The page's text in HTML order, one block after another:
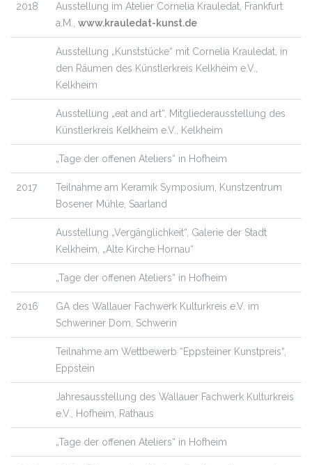
2018
Ausstellung im Atelier Cornelia Krauledat, Frankfurt
a.M., www.krauledat-kunst.de
Ausstellung „Kunststücke“ mit Cornelia Krauledat, in
den Räumen des Künstlerkreis Kelkheim e.V.,
Kelkheim
Ausstellung „eat and art“, Mitgliederausstellung des
Künstlerkreis Kelkheim e.V., Kelkheim
„Tage der offenen Ateliers“ in Hofheim
2017
Teilnahme am Keramik Symposium, Kunstzentrum
Bosener Mühle, Saarland
Ausstellung „Vergänglichkeit“, Galerie der Stadt
Kelkheim, „Alte Kirche Hornau“
„Tage der offenen Ateliers“ in Hofheim
2016
GA des Wallauer Fachwerk Kulturkreis e.V. im
Schweriner Dom, Schwerin
Teilnahme am Wettbewerb “Eppsteiner Kunstpreis“,
Eppstein
Jahresausstellung des Wallauer Fachwerk Kulturkreis
e.V., Hofheim, Rathaus
„Tage der offenen Ateliers“ in Hofheim